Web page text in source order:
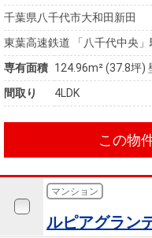
千葉県八千代市大和田新田
東葉高速鉄道 「八千代中央
専有面積 124.96m²(37.8坪)
間取り
4LDK
この物
マンション
ルピアグラン